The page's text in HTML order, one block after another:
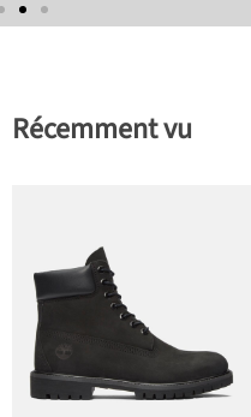
Récemment vu